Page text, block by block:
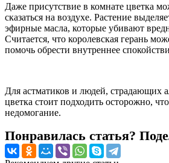
Даже присутствие в комнате цветка
сказаться на воздухе. Растение
эфирные масла, которые убивают
Считается, что королевская герань
помочь обрести внутреннее
Для астматиков и людей, страдающих
цветка стоит подходить осторожно,
недомогание.
Понравилась статья?